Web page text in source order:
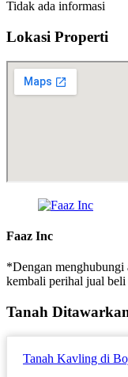
Tidak ada informasi
Lokasi Properti
Faaz Inc
*Dengan menghubungi
kembali perihal jual
Tanah
Tanah Kavling di